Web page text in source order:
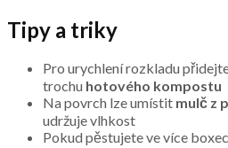
Tipy a triky
Pro urychlení rozkladu
trochu hotového kompostu
Na povrch lze umístit mulč z
udržuje vlhkost
Pokud pěstujete ve více